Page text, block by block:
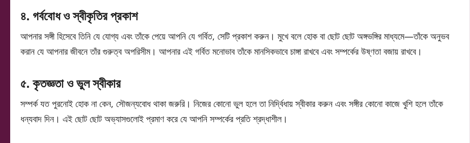
৪. গর্ববোধ ও স্বীকৃতির প্রকাশ
আপনার সঙ্গী হিসেবে তিনি যে যোগ্য এবং তাঁকে পেয়ে আপনি যে গর্বিত, সেটি প্রকাশ করুন। মুখে বলে হোক বা ছোট ছোট অঙ্গভঙ্গির মাধ্যমে—তাঁকে অনুভব
করান যে আপনার জীবনে তাঁর গুরুত্ব অপরিসীম। আপনার এই গর্বিত মনোভাব তাঁকে মানসিকভাবে চাঙ্গা রাখবে এবং সম্পর্কের উষ্ণতা বজায় রাখবে।
৫. কৃতজ্ঞতা ও ভুল স্বীকার
সম্পর্ক যত পুরনোই হোক না কেন, সৌজন্যবোধ থাকা জরুরি। নিজের কোনো ভুল হলে তা নির্দ্বিধায় স্বীকার করুন এবং সঙ্গীর কোনো কাজে খুশি হলে তাঁকে
ধন্যবাদ দিন। এই ছোট ছোট অভ্যাসগুলোই প্রমাণ করে যে আপনি সম্পর্কের প্রতি শ্রদ্ধাশীল।